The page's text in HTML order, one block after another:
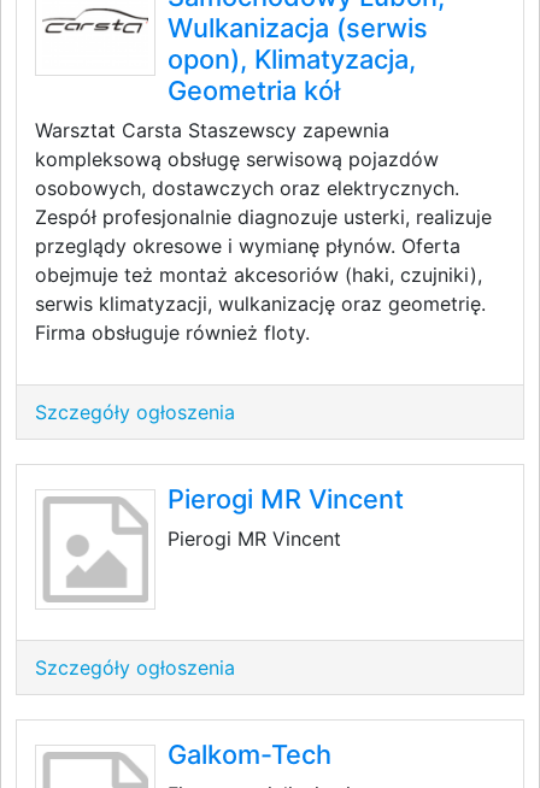
Wulkanizacja (serwis
opon), Klimatyzacja,
Geometria kół
Warsztat Carsta Staszewscy zapewnia
kompleksową obsługę serwisową pojazdów
osobowych, dostawczych oraz elektrycznych.
Zespół profesjonalnie diagnozuje usterki, realizuje
przeglądy okresowe i wymianę płynów. Oferta
obejmuje też montaż akcesoriów (haki, czujniki),
serwis klimatyzacji, wulkanizację oraz geometrię.
Firma obsługuje również floty.
Szczegóły ogłoszenia
Pierogi MR Vincent
Pierogi MR Vincent
Szczegóły ogłoszenia
Galkom-Tech